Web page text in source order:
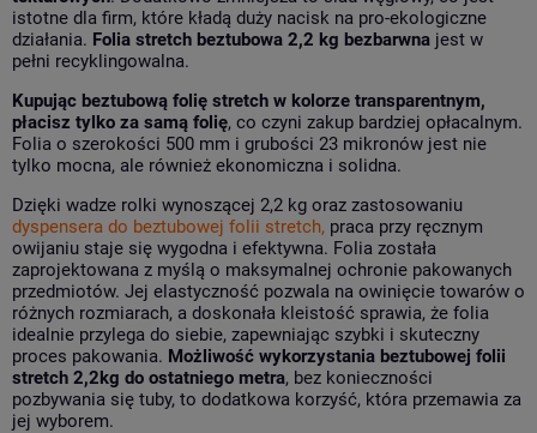
istotne dla firm, które kładą duży nacisk na pro-ekologiczne
działania. Folia stretch beztubowa 2,2 kg bezbarwna jest w
pełni recyklingowalna.
Kupując beztubową folię stretch w kolorze transparentnym,
płacisz tylko za samą folię, co czyni zakup bardziej opłacalnym.
Folia o szerokości 500 mm i grubości 23 mikronów jest nie
tylko mocna, ale również ekonomiczna i solidna.
Dzięki wadze rolki wynoszącej 2,2 kg oraz zastosowaniu
dyspensera do beztubowej folii stretch, praca przy ręcznym
owijaniu staje się wygodna i efektywna. Folia została
zaprojektowana z myślą o maksymalnej ochronie pakowanych
przedmiotów. Jej elastyczność pozwala na owinięcie towarów o
różnych rozmiarach, a doskonała kleistość sprawia, że folia
idealnie przylega do siebie, zapewniając szybki i skuteczny
proces pakowania. Możliwość wykorzystania beztubowej folii
stretch 2,2kg do ostatniego metra, bez konieczności
pozbywania się tuby, to dodatkowa korzyść, która przemawia za
jej wyborem.